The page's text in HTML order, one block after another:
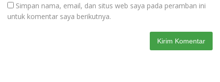
Simpan nama, email, dan situs web saya pada peramban ini
untuk komentar saya berikutnya.